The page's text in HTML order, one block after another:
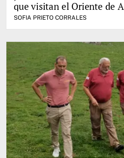
que visitan el Oriente de
SOFIA PRIETO CORRALES